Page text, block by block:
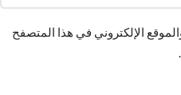
الإلكتروني في هذا المتصفح